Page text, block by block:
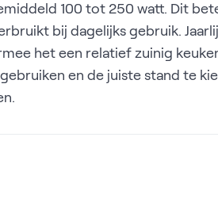
100 tot 250 watt. Dit
bij dagelijks gebruik.
het een relatief zuinig
en de juiste stand te